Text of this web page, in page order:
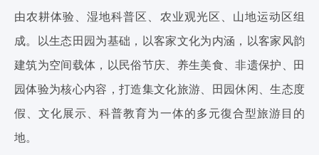
由农耕体验、湿地科普区、农业观光区、山地运动区组
成。以生态田园为基础，以客家文化为内涵，以客家风韵
建筑为空间载体，以民俗节庆、养生美食、非遗保护、田
园体验为核心内容，打造集文化旅游、田园休闲、生态度
假、文化展示、科普教育为一体的多元復合型旅游目的
地。